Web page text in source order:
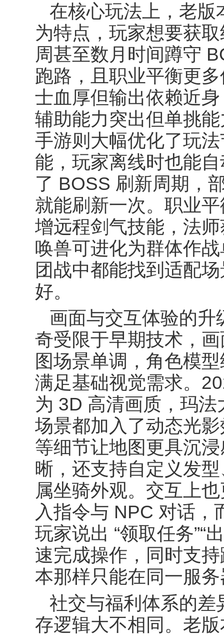
在核心玩法上，老版
为特点，玩家想要获
周甚至数月时间蹲守
跑路，且职业平衡更
士血厚但输出依赖近
辅助能力突出但单挑
手游则大幅优化了玩
能，玩家离线时也能
了 BOSS 刷新周期，
就能刷新一次。职业
增远程剑气技能，法
唤兽可进化为群体作
团战中都能找到适配
好。
画面与交互体验的
奇受限于早期技术，
图场景单调，角色模
满足基础视觉需求。
为 3D 高清画质，玛
场景都加入了动态光
等细节让地图更具沉
晰，还支持自定义发
属坐骑外观。交互上
入指令与 NPC 对话，
玩家说出 “领取任务”“
速完成操作，同时支
本那样只能在同一服
社交与福利体系的
存逻辑大不相同。老